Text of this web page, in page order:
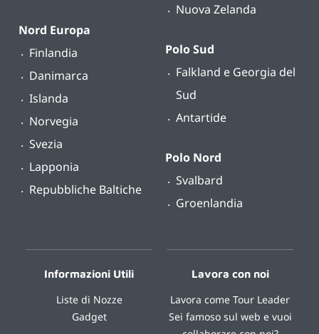
Nord Europa
Finlandia
Danimarca
Islanda
Norvegia
Svezia
Lapponia
Repubbliche Baltiche
Nuova Zelanda
Polo Sud
Falkland e Georgia del
Sud
Antartide
Polo Nord
Svalbard
Groenlandia
Informazioni Utili
Liste di Nozze
Gadget
Lavora con noi
Lavora come Tour Leader
Sei famoso sul web e vuoi